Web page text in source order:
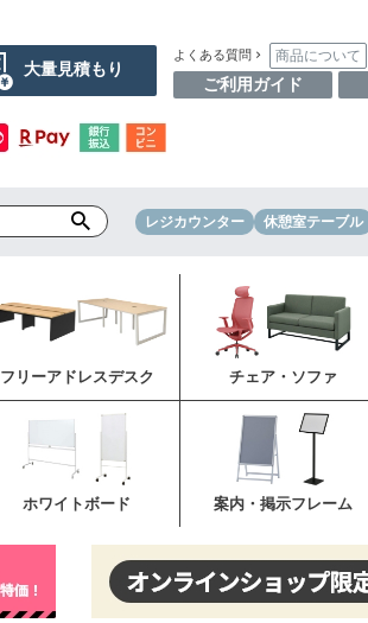
大量見積もり
よくある質問 商品について
ご利用ガイド
レジカウンター 休憩室テーブル
フリーアドレスデスク チェア・ソファ
ホワイトボード 案内・掲示フレーム